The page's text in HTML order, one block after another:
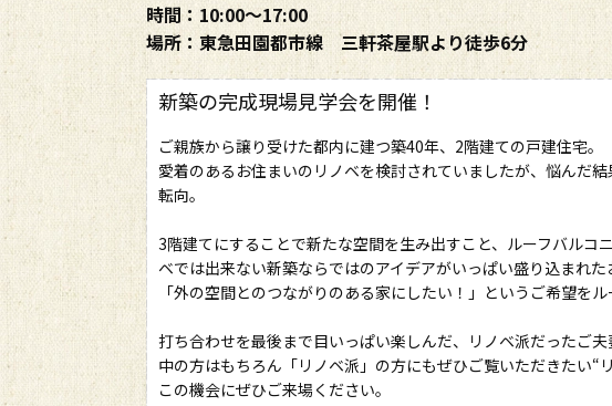
時間：10:00～17:00
場所：東急田園都市線 三軒茶屋駅より徒歩6分
新築の完成現場見学会を開催！
ご親族から譲り受けた都内に建つ築40年、2階建ての戸建住宅。
愛着のあるお住まいのリノベを検討されていましたが、悩んだ
転向。
3階建てにすることで新たな空間を生み出すこと、ルーフバルコ
ベでは出来ない新築ならではのアイデアがいっぱい盛り込まれた
「外の空間とのつながりのある家にしたい！」というご希望を
打ち合わせを最後まで目いっぱい楽しんだ、リノベ派だったご
中の方はもちろん「リノベ派」の方にもぜひご覧いただきたい“
この機会にぜひご来場ください。